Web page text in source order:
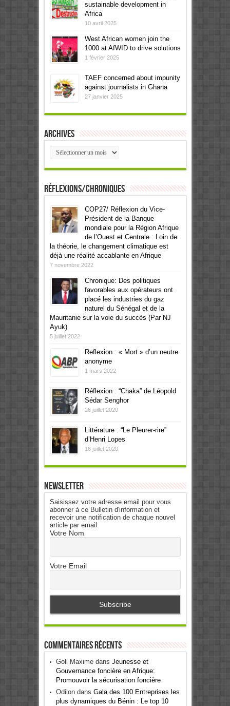
sustainable development in
Africa
10 avril 2025
West African women join the
1000 at AfWID to drive solutions
1 février 2025
TAEF concerned about impunity
against journalists in Ghana
27 janvier 2025
Archives
Archives
Réflexions/Chroniques
COP27/ Réflexion du Vice-
Président de la Banque
mondiale pour la Région Afrique
de l’Ouest et Centrale : Loin de
la théorie, le changement climatique est
déjà une réalité accablante en Afrique
7 novembre 2022
Chronique: Des politiques
favorables aux opérateurs ont
placé les industries du gaz
naturel du Sénégal et de la
Mauritanie sur la voie du succès (Par NJ
Ayuk)
5 juillet 2022
Reflexion : « Mort » d’un neutre
anonyme
1 mars 2022
Réflexion : “Chaka” de Léopold
Sédar Senghor
26 juillet 2020
Littérature : “Le Pleurer-rire”
d’Henri Lopes
16 juillet 2020
Newsletter
Saisissez votre adresse email pour vous
abonner à ce Bulletin d'information et
recevoir une notification de chaque nouvel
article par email.
Votre Nom
Votre Email
Commentaires récents
Goli Maximedans Jeunesse et
Gouvernance foncière en Afrique:
Promouvoir la sécurisation foncière
Odilondans Gala des 100 Entreprises les
plus dynamiques du Bénin : Le top 10